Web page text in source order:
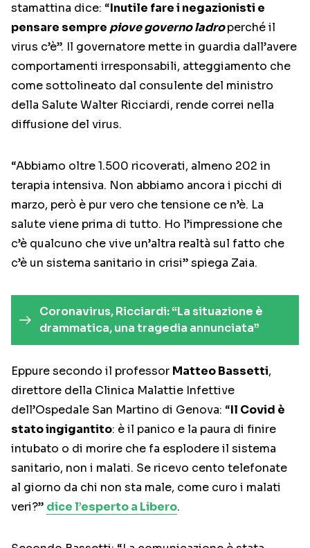
stamattina dice: “Inutile fare i negazionisti e
pensare sempre piove governo ladroperché il
virus c’è”. Il governatore mette in guardia dall’avere
comportamenti irresponsabili, atteggiamento che
come sottolineato dal consulente del ministro
della Salute Walter Ricciardi, rende correi nella
diffusione del virus.
“Abbiamo oltre 1.500 ricoverati, almeno 202 in
terapia intensiva. Non abbiamo ancora i picchi di
marzo, però è pur vero che tensione ce n’è. La
salute viene prima di tutto. Ho l’impressione che
c’è qualcuno che vive un’altra realtà sul fatto che
c’è un sistema sanitario in crisi” spiega Zaia.
Coronavirus, Ricciardi: “La situazione è
drammatica, una tragedia annunciata”
Eppure secondo il professor Matteo Bassetti,
direttore della Clinica Malattie Infettive
dell’Ospedale San Martino di Genova: “Il Covid è
stato ingigantito: è il panico e la paura di finire
intubato o di morire che fa esplodere il sistema
sanitario, non i malati. Se ricevo cento telefonate
al giorno da chi non sta male, come curo i malati
veri?” dice l’esperto a Libero.